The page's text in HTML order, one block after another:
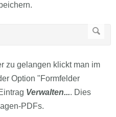
zu gelangen klickt man im
Option "Formfelder
Verwalten.... Dies
PDFs.